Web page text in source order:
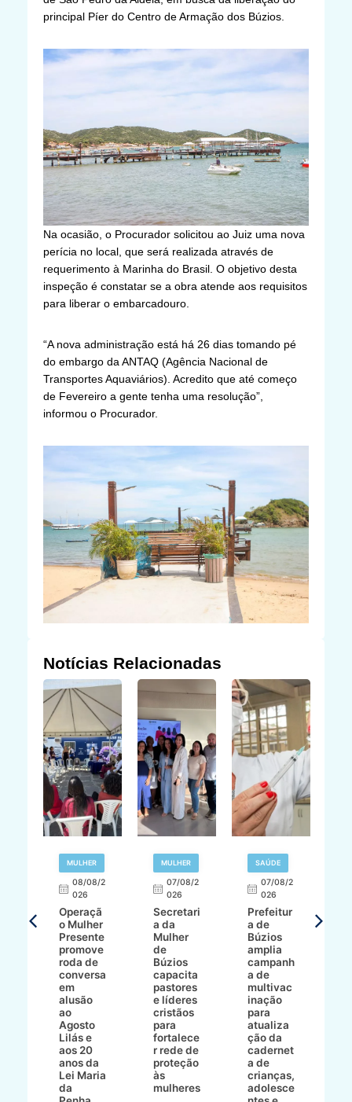
principal Píer do Centro de Armação dos Búzios.
Na ocasião, o Procurador solicitou ao Juiz uma nova
perícia no local, que será realizada através de
requerimento à Marinha do Brasil. O objetivo desta
inspeção é constatar se a obra atende aos requisitos
para liberar o embarcadouro.
“A nova administração está há 26 dias tomando pé
do embargo da ANTAQ (Agência Nacional de
Transportes Aquaviários). Acredito que até começo
de Fevereiro a gente tenha uma resolução”,
informou o Procurador.
Notícias Relacionadas
MULHER
08/08/2
026
Operaçã
o Mulher
Presente
promove
roda de
conversa
em
alusão
ao
Agosto
Lilás e
aos 20
anos da
Lei Maria
da
MULHER
07/08/2
026
Secretari
a da
Mulher
de
Búzios
capacita
pastores
e líderes
cristãos
para
fortalece
r rede de
proteção
às
mulheres
SAÚDE
07/08/2
026
Prefeitur
a de
Búzios
amplia
campanh
a de
multivac
inação
para
atualiza
ção da
cadernet
a de
crianças,
adolesce